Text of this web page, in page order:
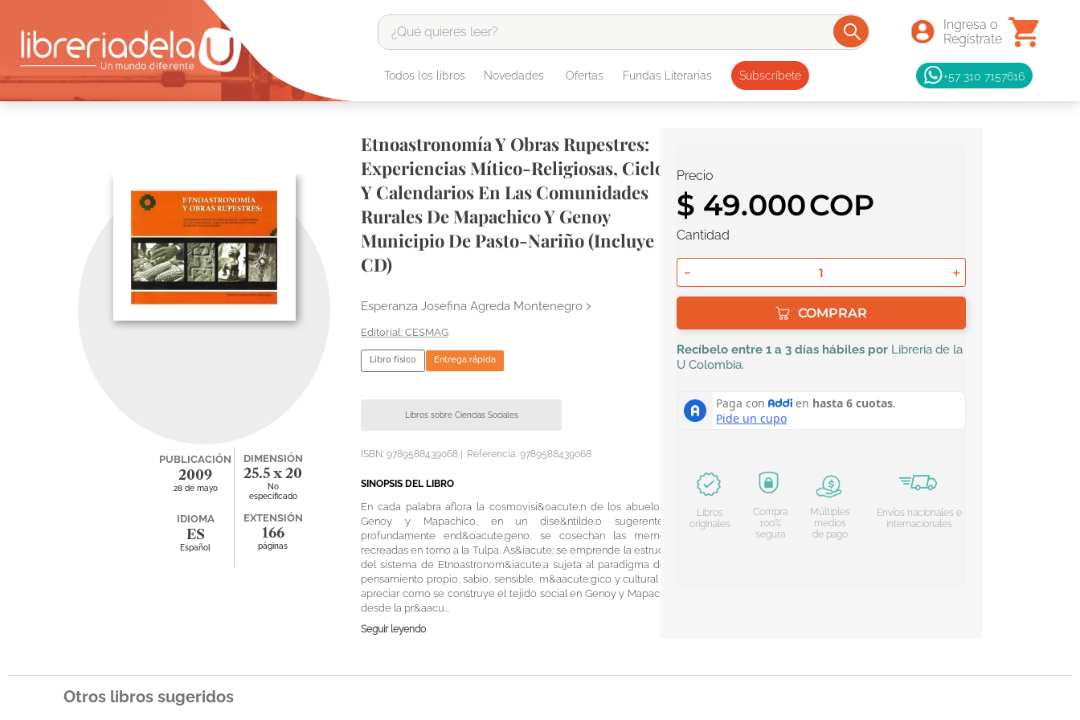
¿Qué quieres leer?
Todos los libros Novedades Ofertas Fundas Literarias Subscríbete +57 310 7157616
PUBLICACIÓN
2009
28 de mayo
DIMENSIÓN
25.5 x 20
No
especificado
IDIOMA
ES
Español
EXTENSIÓN
166
páginas
Etnoastronomía Y Obras Rupestres:
Experiencias Mítico-Religiosas, Ciclos
Y Calendarios En Las Comunidades
Rurales De Mapachico Y Genoy
Municipio De Pasto-Nariño (Incluye
CD)
Esperanza Josefina Agreda Montenegro
CESMAG
Libro físico Entrega rápida
Libros sobre Ciencias Sociales
ISBN: 9789588439068 Referencia: 9789588439068
SINOPSIS DEL LIBRO
En cada palabra aflora la cosmovisi&oacute;n de los abuelos de
Genoy y Mapachico, en un dise&ntilde;o sugerente y
profundamente end&oacute;geno, se cosechan las memorias
recreadas en torno a la Tulpa. As&iacute; se emprende la estructura
del sistema de Etnoastronom&iacute;a sujeta al paradigma de un
pensamiento propio, sabio, sensible, m&aacute;gico y cultural para
apreciar como se construye el tejido social en Genoy y Mapachico,
desde la pr&aacu...
Seguir leyendo
Precio
$ 49.000
Cantidad
＋
－
COMPRAR
Recíbelo entre 1 a 3 días hábiles por Libreria de la
U Colombia.
Libros
originales
Compra
100%
segura
Múltiples
medios
de pago
Envíos nacionales e
internacionales
Otros libros sugeridos
TÉRMINOS MÁS BUSCADOS
3.
harry potter
4.
edición especial
5.
iliada
6.
tarot
7.
divina comedia
10. book haven